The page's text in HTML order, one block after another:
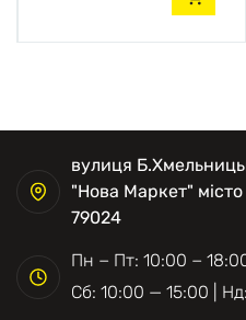
вулиця
"Нова Маркет" місто
79024
Пн − Пт: 10:00 −
Сб: 10:00 — 15:00 |